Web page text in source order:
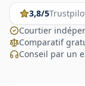
3,8/5
Courtier
Comparatif
Conseil par un